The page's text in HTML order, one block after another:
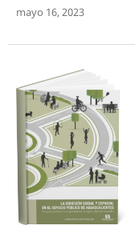
mayo 16, 2023